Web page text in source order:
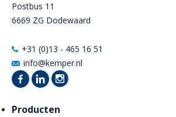
Postbus 11
6669 ZG Dodewaard
+31 (0)13 - 465 16 51
info@kemper.nl
Producten